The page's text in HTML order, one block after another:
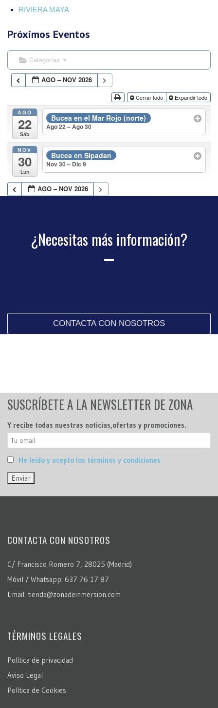
RIVIERA MAYA
Próximos Eventos
Categorías
AGO – NOV 2026
Cerrar todo Expandir todo
AGO
22
Sáb
Bucea en el Mar Rojo (norte)
Ago 22 – Ago 30
NOV
30
Lun
Bucea en Sipadan
Nov 30 – Dic 9
AGO – NOV 2026
¿Necesitas más información?
CONTACTA CON NOSOTROS
SUSCRÍBETE A LA NEWSLETTER DE ZONA
Y recibe todas nuestras noticias,ofertas y promociones.
He leído y acepto los términos y condiciones
CONTACTA CON NOSOTROS
C/ Francisco Romero 7, 28025 (Madrid)
Móvil / Whatsapp: 637 76 17 87
Email: tienda@zonadeinmersion.com
TÉRMINOS LEGALES
Política de privacidad
Aviso Legal
Política de Cookies